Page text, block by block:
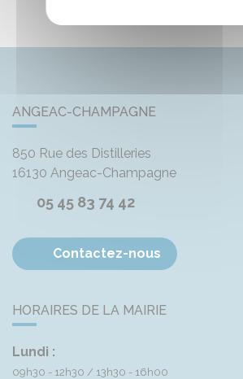
ANGEAC-CHAMPAGNE
850 Rue des Distilleries
16130 Angeac-Champagne
05 45 83 74 42
Contactez-nous
HORAIRES DE LA MAIRIE
Lundi :
09h30 - 12h30 13h30 - 16h00